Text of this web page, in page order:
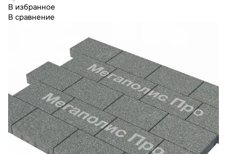
В избранное
В сравнение